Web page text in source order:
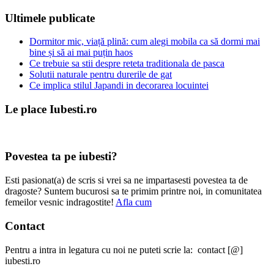
Ultimele publicate
Dormitor mic, viață plină: cum alegi mobila ca să dormi mai
bine și să ai mai puțin haos
Ce trebuie sa stii despre reteta traditionala de pasca
Solutii naturale pentru durerile de gat
Ce implica stilul Japandi in decorarea locuintei
Le place Iubesti.ro
Povestea ta pe iubesti?
Esti pasionat(a) de scris si vrei sa ne impartasesti povestea ta de
dragoste? Suntem bucurosi sa te primim printre noi, in comunitatea
femeilor vesnic indragostite! Afla cum
Contact
Pentru a intra in legatura cu noi ne puteti scrie la: contact [@]
iubesti.ro